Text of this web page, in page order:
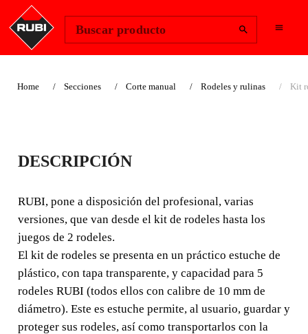
Buscar producto
Home Secciones Corte manual Rodeles y rulinas Kit
KIT RODELES 2
versiones, que van desde el kit de rodeles hasta los juegos
de 2 rodeles. El kit de rodeles se presenta en un práctico
estuche de plástico, con tapa transparente, y capacidad
para 5 rodeles RUBI (todos ellos con calibre de 10 mm
de diámetro).
DESCRIPCIÓN
RUBI, pone a disposición del profesional, varias
versiones, que van desde el kit de rodeles hasta los
juegos de 2 rodeles.
El kit de rodeles se presenta en un práctico estuche de
plástico, con tapa transparente, y capacidad para 5
rodeles RUBI (todos ellos con calibre de 10 mm de
diámetro). Este es estuche permite, al usuario, guardar y
proteger sus rodeles, así como transportarlos con la